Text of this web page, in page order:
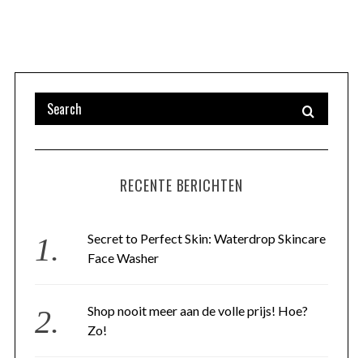
RECENTE BERICHTEN
Secret to Perfect Skin: Waterdrop Skincare
Face Washer
Shop nooit meer aan de volle prijs! Hoe?
Zo!